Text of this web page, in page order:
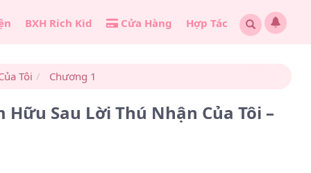
BXH Rich Kid Cửa Hàng Hợp Tác
Tôi Chương 1
Hữu Sau Lời Thú Nhận Của Tôi –